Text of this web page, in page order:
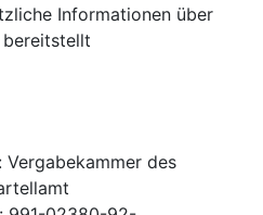
Informationen über
: Vergabekammer des